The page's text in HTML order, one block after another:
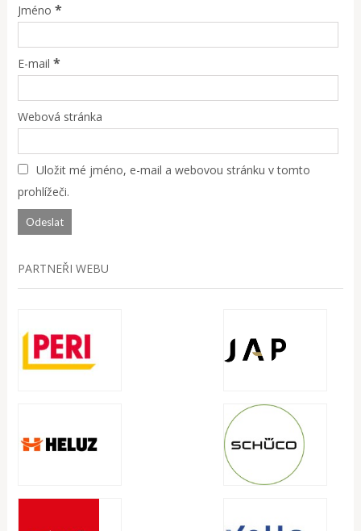
Jméno *
E-mail *
Webová stránka
Uložit mé jméno, e-mail a webovou stránku v tomto
prohlížeči.
PARTNEŘI WEBU